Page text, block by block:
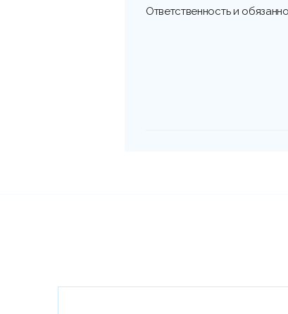
Ответственность и